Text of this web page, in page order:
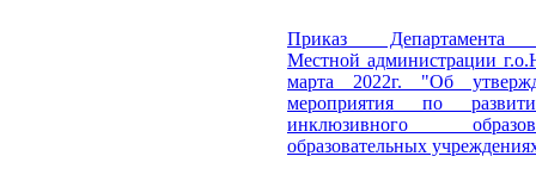
Приказ Департамента
Местной администрации
марта 2022г. "Об
мероприятия по
инклюзивного
образовательных